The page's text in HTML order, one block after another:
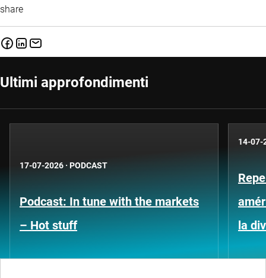
share
Ultimi approfondimenti
17-07-2026 · PODCAST
Podcast: In tune with the markets
– Hot stuff
14-07-
la